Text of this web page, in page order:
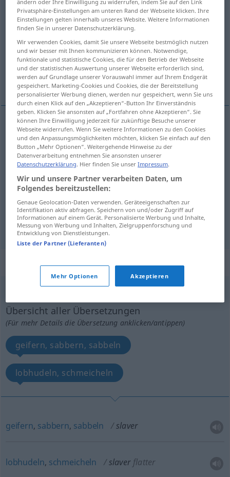
Übersicht aller Übersetzungen
(Für mehr Details die Übersetzung anklicken/antippen)
Sklavenschiff Sklavenhändler
Mädchenhändler
Sklavenschiffn slavership
Sklavenhändlerm, slaverslave trader,
holder
Mädchenhändlerm slaverwhite slaver
„slaver“: intransitive verb
Übersicht aller Übersetzungen
(Für mehr Details die Übersetzung anklicken/antippen)
geifern, sabbern, sabbeln
lobhudeln, schmeicheln
geifern, sabbern, sabbeln slaver
lobhudeln, schmeicheln slaver flatter
Privatsphäre-Einstellungen am unteren Rand der Webseite klicken. Ihre
Einstellungen gelten innerhalb unseres Website. Weitere Informationen
finden Sie in unserer Datenschutzerklärung.
Wir verwenden Cookies, damit Sie unsere Webseite bestmöglich nutzen
und wir besser mit Ihnen kommunizieren können. Notwendige,
funktionale und statistische Cookies, die für den Betrieb der Webseite
und der statistischen Auswertung unserer Webseite erforderlich sind,
werden auf Grundlage unserer Vorauswahl immer auf Ihrem Endgerät
gespeichert. Marketing-Cookies und Cookies, die der Bereitstellung
personalisierter Werbung dienen, werden nur gespeichert, wenn Sie uns
durch einen Klick auf den „Akzeptieren“-Button Ihr Einverständnis
geben. Klicken Sie ansonsten auf „Fortfahren ohne Akzeptieren“. Sie
können Ihre Einwilligung jederzeit für zukünftige Besuche unserer
Webseite widerrufen. Wenn Sie weitere Informationen zu den Cookies
und den Anpassungsmöglichkeiten möchten, klicken Sie einfach auf den
Button „Mehr Optionen“. Weitergehende Hinweise zu der
Datenverarbeitung entnehmen Sie ansonsten unserer
Datenschutzerklärung. Hier finden Sie unserImpressum.
Wir und unsere Partner verarbeiten Daten, um
Folgendes bereitzustellen:
Genaue Geolocation-Daten verwenden. Geräteeigenschaften zur
Identifikation aktiv abfragen. Speichern von und/oder Zugriff auf
Informationen auf einem Gerät. Personalisierte Werbung und Inhalte,
Messung von Werbung und Inhalten, Zielgruppenforschung und
Entwicklung von Dienstleistungen.
Liste der Partner (Lieferanten)
Mehr Optionen Akzeptieren